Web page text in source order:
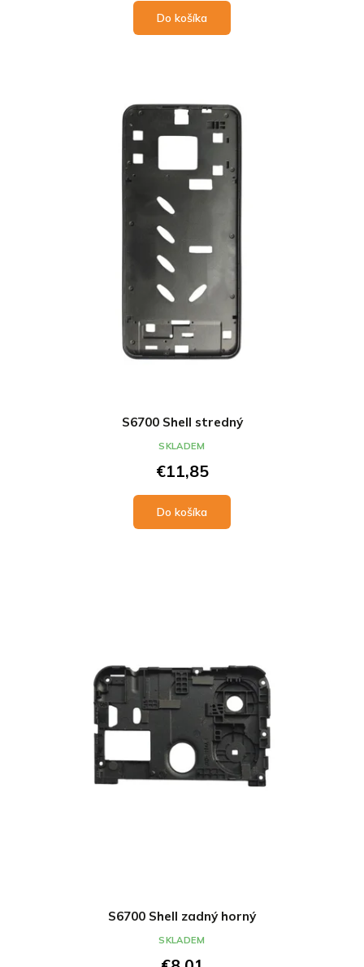
Do košíka
S6700 Shell stredný
€11,85
Do košíka
SKLADEM
S6700 Shell zadný horný
SKLADEM